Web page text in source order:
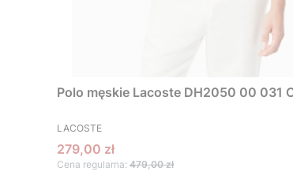
Polo męskie Lacoste DH2050 00 031
PRODUCENT
LACOSTE
Cena promocyjna
279,00 zł
Cena regularna: 479,00 zł